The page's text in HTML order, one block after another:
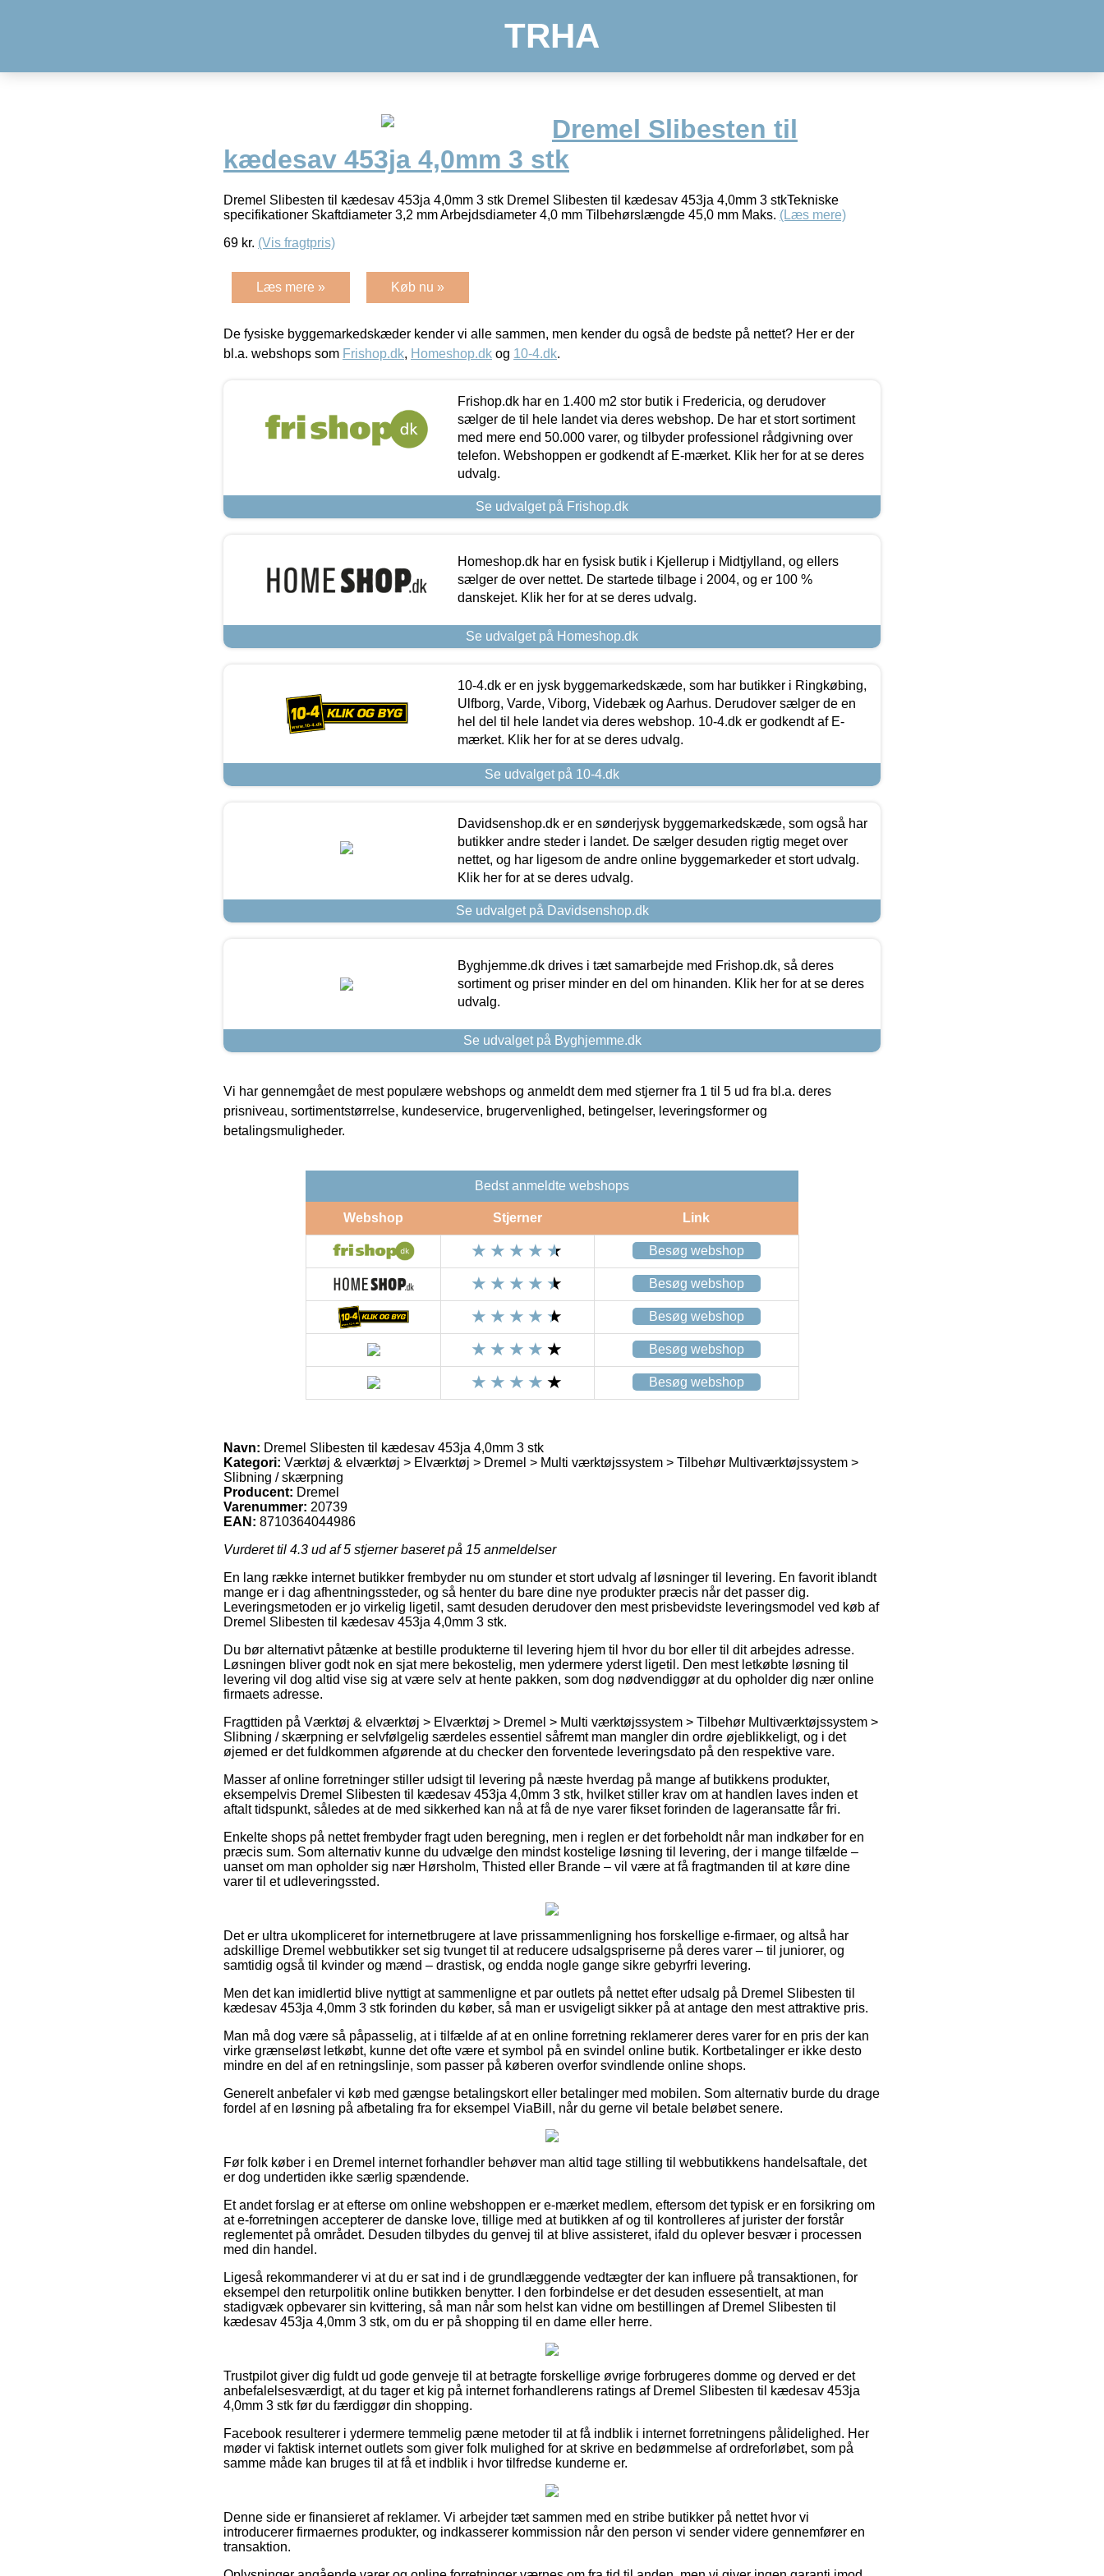
TRHA
Dremel Slibesten til
kædesav 453ja 4,0mm 3 stk
Dremel Slibesten til kædesav 453ja 4,0mm 3 stk Dremel Slibesten til kædesav 453ja 4,0mm 3 stkTekniske
specifikationer Skaftdiameter 3,2 mm Arbejdsdiameter 4,0 mm Tilbehørslængde 45,0 mm Maks. (Læs mere)
69 kr. (Vis fragtpris)
Læs mere » Køb nu »
De fysiske byggemarkedskæder kender vi alle sammen, men kender du også de bedste på nettet? Her er der
bl.a. webshops som Frishop.dk, Homeshop.dk og 10-4.dk.
Frishop.dk har en 1.400 m2 stor butik i Fredericia, og derudover
sælger de til hele landet via deres webshop. De har et stort sortiment
med mere end 50.000 varer, og tilbyder professionel rådgivning over
telefon. Webshoppen er godkendt af E-mærket. Klik her for at se deres
udvalg.
Se udvalget på Frishop.dk
Homeshop.dk har en fysisk butik i Kjellerup i Midtjylland, og ellers
sælger de over nettet. De startede tilbage i 2004, og er 100 %
danskejet. Klik her for at se deres udvalg.
Se udvalget på Homeshop.dk
10-4.dk er en jysk byggemarkedskæde, som har butikker i Ringkøbing,
Ulfborg, Varde, Viborg, Videbæk og Aarhus. Derudover sælger de en
hel del til hele landet via deres webshop. 10-4.dk er godkendt af E-
mærket. Klik her for at se deres udvalg.
Se udvalget på 10-4.dk
Davidsenshop.dk er en sønderjysk byggemarkedskæde, som også har
butikker andre steder i landet. De sælger desuden rigtig meget over
nettet, og har ligesom de andre online byggemarkeder et stort udvalg.
Klik her for at se deres udvalg.
Se udvalget på Davidsenshop.dk
Byghjemme.dk drives i tæt samarbejde med Frishop.dk, så deres
sortiment og priser minder en del om hinanden. Klik her for at se deres
udvalg.
Se udvalget på Byghjemme.dk
Vi har gennemgået de mest populære webshops og anmeldt dem med stjerner fra 1 til 5 ud fra bl.a. deres
prisniveau, sortimentstørrelse, kundeservice, brugervenlighed, betingelser, leveringsformer og
betalingsmuligheder.
Bedst anmeldte webshops
Webshop Stjerner Link
Besøg webshop
Besøg webshop
Besøg webshop
Besøg webshop
Besøg webshop
Navn: Dremel Slibesten til kædesav 453ja 4,0mm 3 stk
Kategori: Værktøj & elværktøj > Elværktøj > Dremel > Multi værktøjssystem > Tilbehør Multiværktøjssystem >
Slibning / skærpning
Producent: Dremel
Varenummer: 20739
EAN: 8710364044986
Vurderet til 4.3 ud af 5 stjerner baseret på 15 anmeldelser
En lang række internet butikker frembyder nu om stunder et stort udvalg af løsninger til levering. En favorit iblandt
mange er i dag afhentningssteder, og så henter du bare dine nye produkter præcis når det passer dig.
Leveringsmetoden er jo virkelig ligetil, samt desuden derudover den mest prisbevidste leveringsmodel ved køb af
Dremel Slibesten til kædesav 453ja 4,0mm 3 stk.
Du bør alternativt påtænke at bestille produkterne til levering hjem til hvor du bor eller til dit arbejdes adresse.
Løsningen bliver godt nok en sjat mere bekostelig, men ydermere yderst ligetil. Den mest letkøbte løsning til
levering vil dog altid vise sig at være selv at hente pakken, som dog nødvendiggør at du opholder dig nær online
firmaets adresse.
Fragttiden på Værktøj & elværktøj > Elværktøj > Dremel > Multi værktøjssystem > Tilbehør Multiværktøjssystem >
Slibning / skærpning er selvfølgelig særdeles essentiel såfremt man mangler din ordre øjeblikkeligt, og i det
øjemed er det fuldkommen afgørende at du checker den forventede leveringsdato på den respektive vare.
Masser af online forretninger stiller udsigt til levering på næste hverdag på mange af butikkens produkter,
eksempelvis Dremel Slibesten til kædesav 453ja 4,0mm 3 stk, hvilket stiller krav om at handlen laves inden et
aftalt tidspunkt, således at de med sikkerhed kan nå at få de nye varer fikset forinden de lageransatte får fri.
Enkelte shops på nettet frembyder fragt uden beregning, men i reglen er det forbeholdt når man indkøber for en
præcis sum. Som alternativ kunne du udvælge den mindst kostelige løsning til levering, der i mange tilfælde –
uanset om man opholder sig nær Hørsholm, Thisted eller Brande – vil være at få fragtmanden til at køre dine
varer til et udleveringssted.
Det er ultra ukompliceret for internetbrugere at lave prissammenligning hos forskellige e-firmaer, og altså har
adskillige Dremel webbutikker set sig tvunget til at reducere udsalgspriserne på deres varer – til juniorer, og
samtidig også til kvinder og mænd – drastisk, og endda nogle gange sikre gebyrfri levering.
Men det kan imidlertid blive nyttigt at sammenligne et par outlets på nettet efter udsalg på Dremel Slibesten til
kædesav 453ja 4,0mm 3 stk forinden du køber, så man er usvigeligt sikker på at antage den mest attraktive pris.
Man må dog være så påpasselig, at i tilfælde af at en online forretning reklamerer deres varer for en pris der kan
virke grænseløst letkøbt, kunne det ofte være et symbol på en svindel online butik. Kortbetalinger er ikke desto
mindre en del af en retningslinje, som passer på køberen overfor svindlende online shops.
Generelt anbefaler vi køb med gængse betalingskort eller betalinger med mobilen. Som alternativ burde du drage
fordel af en løsning på afbetaling fra for eksempel ViaBill, når du gerne vil betale beløbet senere.
Før folk køber i en Dremel internet forhandler behøver man altid tage stilling til webbutikkens handelsaftale, det
er dog undertiden ikke særlig spændende.
Et andet forslag er at efterse om online webshoppen er e-mærket medlem, eftersom det typisk er en forsikring om
at e-forretningen accepterer de danske love, tillige med at butikken af og til kontrolleres af jurister der forstår
reglementet på området. Desuden tilbydes du genvej til at blive assisteret, ifald du oplever besvær i processen
med din handel.
Ligeså rekommanderer vi at du er sat ind i de grundlæggende vedtægter der kan influere på transaktionen, for
eksempel den returpolitik online butikken benytter. I den forbindelse er det desuden essesentielt, at man
stadigvæk opbevarer sin kvittering, så man når som helst kan vidne om bestillingen af Dremel Slibesten til
kædesav 453ja 4,0mm 3 stk, om du er på shopping til en dame eller herre.
Trustpilot giver dig fuldt ud gode genveje til at betragte forskellige øvrige forbrugeres domme og derved er det
anbefalelsesværdigt, at du tager et kig på internet forhandlerens ratings af Dremel Slibesten til kædesav 453ja
4,0mm 3 stk før du færdiggør din shopping.
Facebook resulterer i ydermere temmelig pæne metoder til at få indblik i internet forretningens pålidelighed. Her
møder vi faktisk internet outlets som giver folk mulighed for at skrive en bedømmelse af ordreforløbet, som på
samme måde kan bruges til at få et indblik i hvor tilfredse kunderne er.
Denne side er finansieret af reklamer. Vi arbejder tæt sammen med en stribe butikker på nettet hvor vi
introducerer firmaernes produkter, og indkasserer kommission når den person vi sender videre gennemfører en
transaktion.